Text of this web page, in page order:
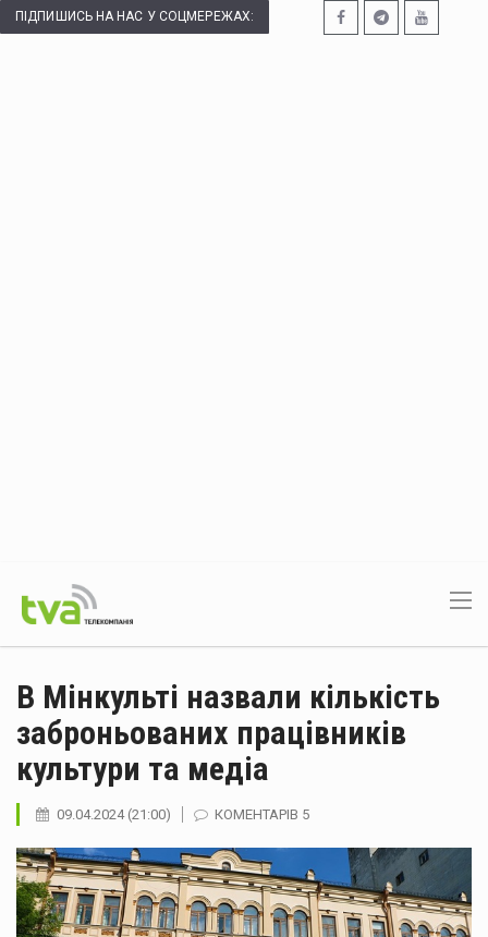
ПІДПИШИСЬ НА НАС У СОЦМЕРЕЖАХ:
В Мінкульті назвали кількість
заброньованих працівників
культури та медіа
09.04.2024 (21:00) КОМЕНТАРІВ 5